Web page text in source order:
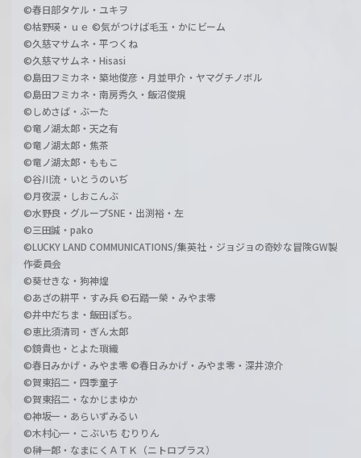
©春日部タケル・ユキヲ
©枯野瑛・ｕｅ ©気がつけば毛玉・かにビーム
©久慈マサムネ・平つくね
©久慈マサムネ・Hisasi
©島田フミカネ・築地俊彦・月並甲介・ヤマグチノボル
©島田フミカネ・南房秀久・飯沼俊規
©しめさば・ぶーた
©竜ノ湖太郎・天之有
©竜ノ湖太郎・焦茶
©竜ノ湖太郎・ももこ
©谷川流・いとうのいぢ
©月夜涙・しおこんぶ
©水野良・グループSNE・出渕裕・左
©三田誠・pako
©LUCKY LAND COMMUNICATIONS/集英社・ジョジョの奇妙な冒険GW製
作委員会
©葵せきな・狗神煌
©あざの耕平・すみ兵 ©石踏一榮・みやま零
©井中だちま・飯田ぽち。
©恵比須清司・ぎん太郎
©鏡貴也・とよた瑣織
©春日みかげ・みやま零 ©春日みかげ・みやま零・深井涼介
©賀東招二・四季童子
©賀東招二・なかじまゆか
©神坂一・あらいずみるい
©木村心一・こぶいち むりりん
©榊一郎・なまにくＡＴＫ（ニトロプラス）